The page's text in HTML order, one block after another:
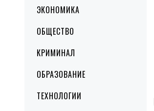
ЭКОНОМИКА
ОБЩЕСТВО
КРИМИНАЛ
ОБРАЗОВАНИЕ
ТЕХНОЛОГИИ